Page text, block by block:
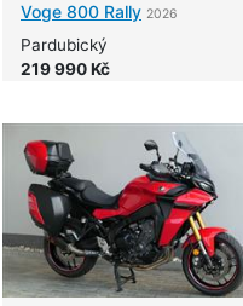
Voge 800 Rally 2026
Pardubický
219 990 Kč